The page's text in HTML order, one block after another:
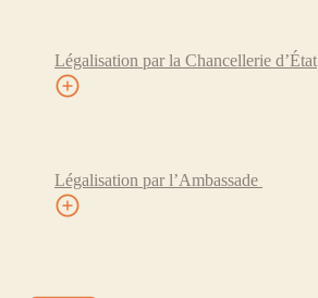
Légalisation par la Chancellerie d’État
Légalisation par l’Ambassade